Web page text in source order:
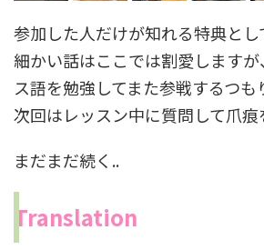
参加した人だけが知れる特典と
細かい話はここでは割愛します
ス語を勉強してまた参戦するつも
次回はレッスン中に質問して爪痕
まだまだ続く..
Translation